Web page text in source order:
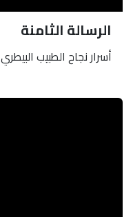
الرسالة الثامنة
أسرار نجاح الطبيب البيطري